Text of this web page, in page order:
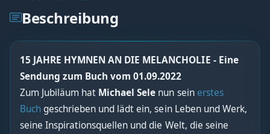
Beschreibung
15 JAHRE HYMNEN AN DIE MELANCHOLIE - Eine
Sendung zum Buch vom 01.09.2022
Zum Jubiläum hat Michael Sele nun sein erstes
Buchgeschrieben und lädt ein, sein Leben und Werk,
seine Inspirationsquellen und die Welt, die seine